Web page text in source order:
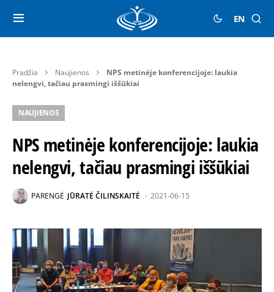
EN
Pradžia Naujienos
NPS metinėje konferencijoje: laukia
nelengvi, tačiau prasmingi iššūkiai
NAUJIENOS
NPS metinėje konferencijoje: laukia
nelengvi, tačiau prasmingi iššūkiai
PARENGĖ JŪRATĖ ČILINSKAITĖ 2021-06-15